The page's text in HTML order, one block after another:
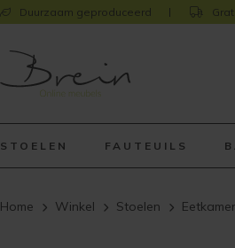
Duurzaam geproduceerd
STOELEN FAUTEUILS
Home Winkel Stoelen